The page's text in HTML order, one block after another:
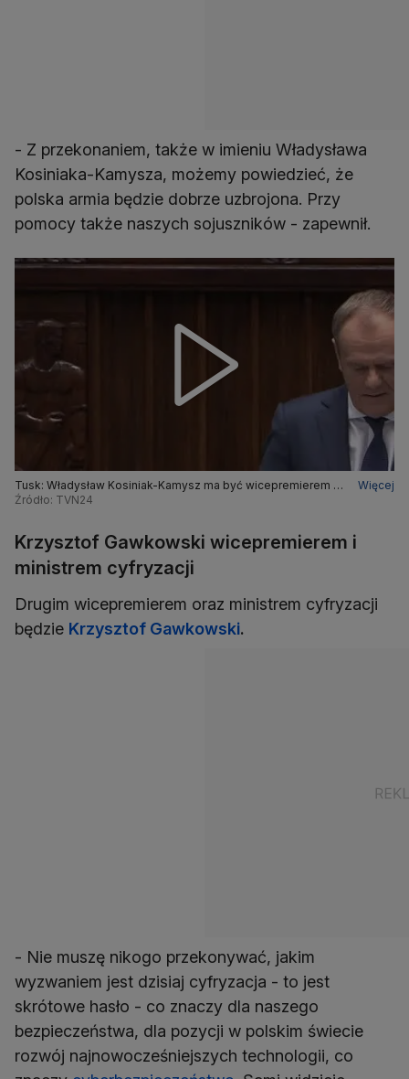
- Z przekonaniem, także w imieniu Władysława
Kosiniaka-Kamysza, możemy powiedzieć, że
polska armia będzie dobrze uzbrojona. Przy
pomocy także naszych sojuszników - zapewnił.
Tusk: Władysław Kosiniak-Kamysz ma być wicepremierem i
szefem MON
Więcej
Źródło: TVN24
Krzysztof Gawkowski wicepremierem i
ministrem cyfryzacji
Drugim wicepremierem oraz ministrem cyfryzacji
będzie Krzysztof Gawkowski.
- Nie muszę nikogo przekonywać, jakim
wyzwaniem jest dzisiaj cyfryzacja - to jest
skrótowe hasło - co znaczy dla naszego
bezpieczeństwa, dla pozycji w polskim świecie
rozwój najnowocześniejszych technologii, co